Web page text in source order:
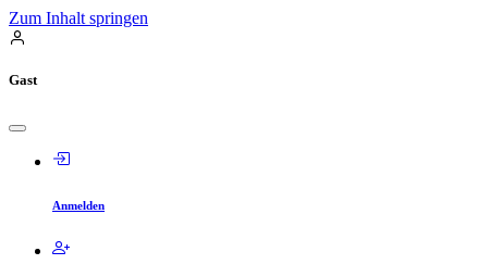
Zum Inhalt springen
Gast
Anmelden